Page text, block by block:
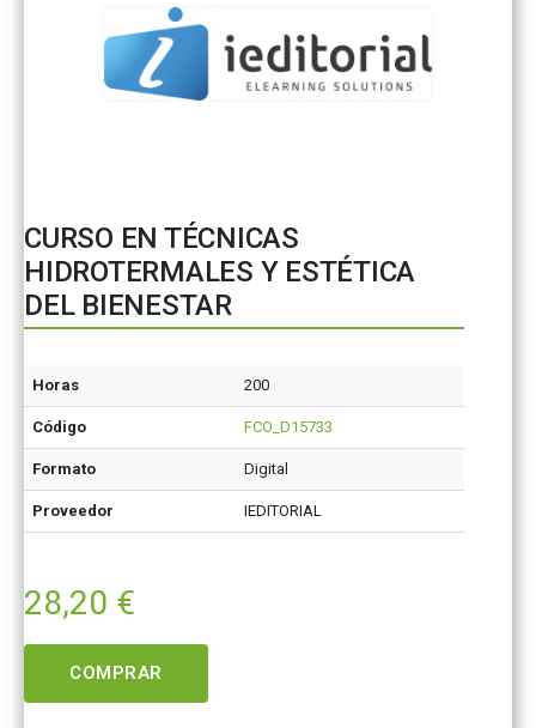
CURSO EN TÉCNICAS
HIDROTERMALES Y ESTÉTICA
DEL BIENESTAR
Horas 200
Código FCO_D15733
Formato Digital
Proveedor IEDITORIAL
28,20 €
COMPRAR